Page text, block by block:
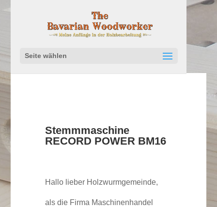
Seite wählen
Stemmmaschine
RECORD POWER BM16
Hallo lieber Holzwurmgemeinde,
als die Firma Maschinenhandel